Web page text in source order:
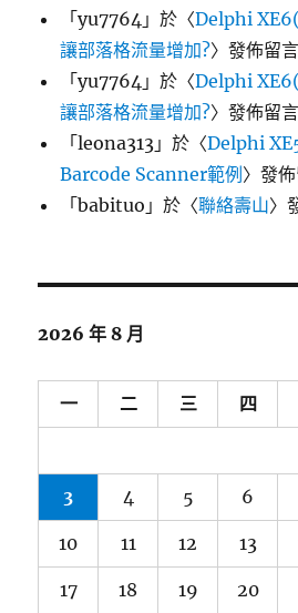
「yu7764 」於〈Delphi
讓部落格流量增加?〉發佈留言
「yu7764 」於〈Delphi
讓部落格流量增加?〉發佈留言
「leona313 」於〈Delphi
Barcode Scanner範例〉發
「babituo 」於〈聯絡壽山〉
2026 年 8 月
一 二 三 四
3 4 5 6
10 11 12 13
17 18 19 20